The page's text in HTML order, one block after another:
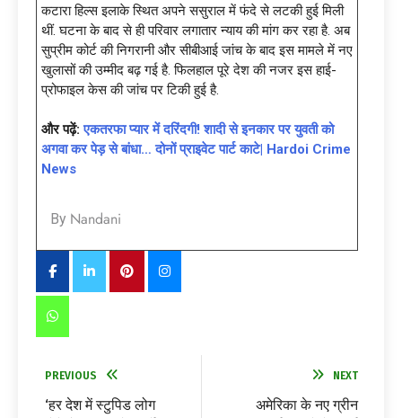
कटारा हिल्स इलाके स्थित अपने ससुराल में फंदे से लटकी हुई मिली
थीं. घटना के बाद से ही परिवार लगातार न्याय की मांग कर रहा है. अब
सुप्रीम कोर्ट की निगरानी और सीबीआई जांच के बाद इस मामले में नए
खुलासों की उम्मीद बढ़ गई है. फिलहाल पूरे देश की नजर इस हाई-
प्रोफाइल केस की जांच पर टिकी हुई है.
और पढ़ें:एकतरफा प्यार में दरिंदगी! शादी से इनकार पर युवती को
अगवा कर पेड़ से बांधा… दोनों प्राइवेट पार्ट काटे| Hardoi Crime
News
By Nandani
PREVIOUS
‘हर देश में स्टुपिड लोग
NEXT
अमेरिका के नए ग्रीन